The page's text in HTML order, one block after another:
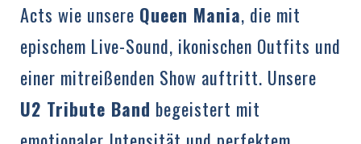
Acts wie unsere Queen Mania, die mit
epischem Live-Sound, ikonischen Outfits und
einer mitreißenden Show auftritt. Unsere
U2 Tribute Band begeistert mit